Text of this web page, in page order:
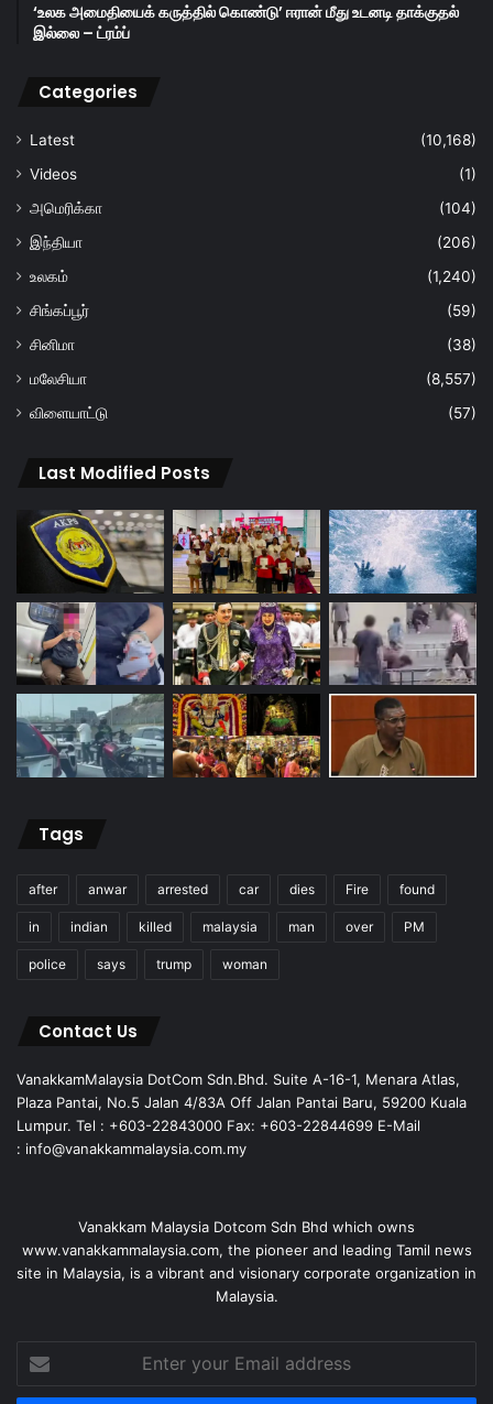
‘உலக அமைதியைக் கருத்தில் கொண்டு’ ஈரான் மீது உடனடி தாக்குதல்
இல்லை – ட்ரம்ப்
Categories
Latest
(10,168)
Videos
(1)
அமெரிக்கா
(104)
இந்தியா
(206)
உலகம்
(1,240)
சிங்கப்பூர்
(59)
சினிமா
(38)
மலேசியா
(8,557)
விளையாட்டு
(57)
Last Modified Posts
Tags
after anwar arrested car dies Fire found
in indian killed malaysia man over PM
police says trump woman
Contact Us
VanakkamMalaysia DotCom Sdn.Bhd. Suite A-16-1, Menara Atlas,
Plaza Pantai, No.5 Jalan 4/83A Off Jalan Pantai Baru, 59200 Kuala
Lumpur. Tel : +603-22843000 Fax: +603-22844699 E-Mail
: info@vanakkammalaysia.com.my
Vanakkam Malaysia Dotcom Sdn Bhd which owns
www.vanakkammalaysia.com, the pioneer and leading Tamil news
site in Malaysia, is a vibrant and visionary corporate organization in
Malaysia.
your
Email